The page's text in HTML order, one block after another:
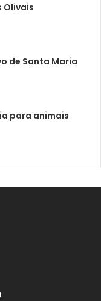
Olivais
de Santa Maria
para animais